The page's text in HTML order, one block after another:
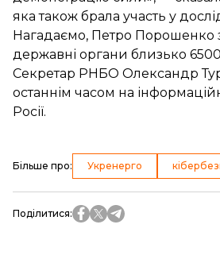
яка також брала участь у
Нагадаємо, Петро Порошенко
державні органи близько 6500
Секретар РНБО Олександр
останнім часом на
Росії.
Більше про: Укренерго
Поділитися: